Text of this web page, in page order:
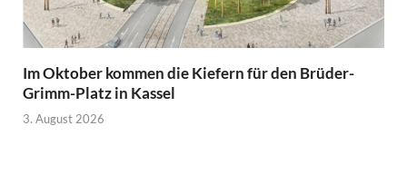
Im Oktober kommen die Kiefern für den Brüder-
Grimm-Platz in Kassel
3. August 2026